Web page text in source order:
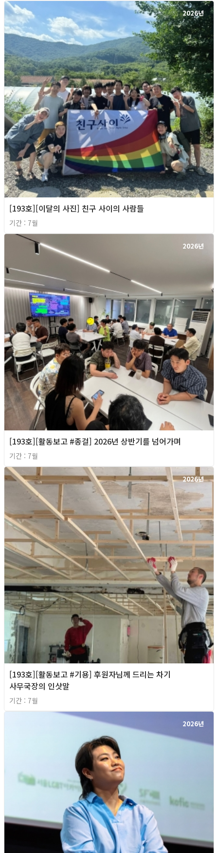
2026년
[193호][이달의 사진] 친구 사이의 사람들
기간 : 7월
2026년
[193호][활동보고 #종걸] 2026년 상반기를 넘어가며
기간 : 7월
2026년
[193호][활동보고 #기용] 후원자님께 드리는 차기
사무국장의 인삿말
기간 : 7월
2026년